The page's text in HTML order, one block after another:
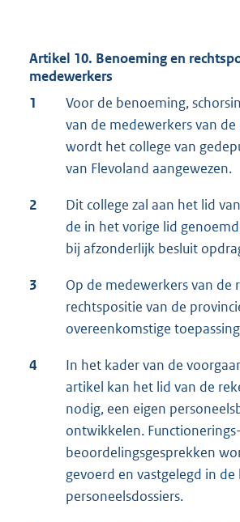
Artikel 10. Benoeming en
medewerkers
1
Voor de benoeming,
van de medewerkers van
wordt het college van
van Flevoland aangewezen.
2
Dit college zal aan het lid
de in het vorige lid
bij afzonderlijk besluit
3
Op de medewerkers van de
rechtspositie van de
overeenkomstige
4
In het kader van de
artikel kan het lid van de
nodig, een eigen
ontwikkelen.
beoordelingsgesprekken
gevoerd en vastgelegd in
personeelsdossiers.